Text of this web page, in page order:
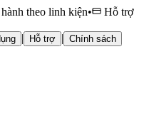
theo linh kiện•
Hỗ trợ
| Hỗ trợ | Chính sách